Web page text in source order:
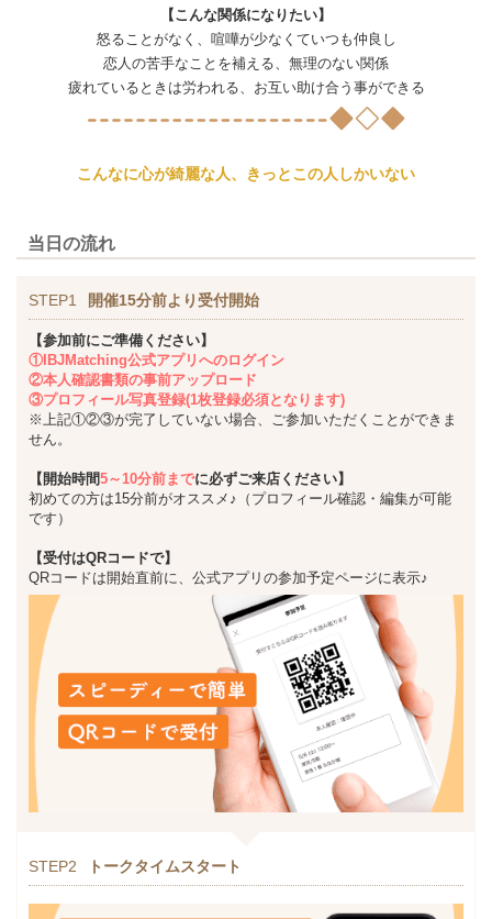
【こんな関係になりたい】
怒ることがなく、喧嘩が少なくていつも仲良し
恋人の苦手なことを補える、無理のない関係
疲れているときは労われる、お互い助け合う事ができる
こんなに心が綺麗な人、きっとこの人しかいない
当日の流れ
STEP1 開催15分前より受付開始
【参加前にご準備ください】
①IBJMatching公式アプリへのログイン
②本人確認書類の事前アップロード
③プロフィール写真登録(1枚登録必須となります)
※上記①②③が完了していない場合、ご参加いただくことができま
せん。
【開始時間5～10分前までに必ずご来店ください】
初めての方は15分前がオススメ♪（プロフィール確認・編集が可能
です）
【受付はQRコードで】
QRコードは開始直前に、公式アプリの参加予定ページに表示♪
STEP2 トークタイムスタート